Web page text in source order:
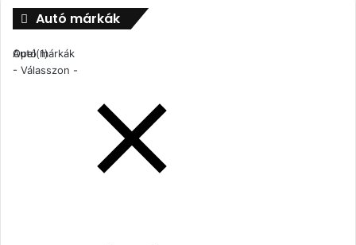
Autó márkák
Autó márkák
- Válasszon -
Opel(1)